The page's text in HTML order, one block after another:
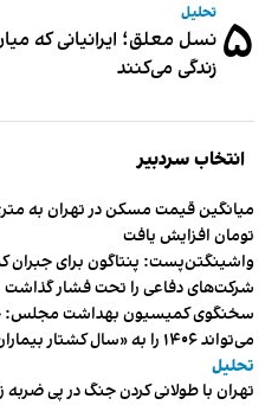
۵ تحلیل
نسل معلق؛ ایرانیانی که
زندگی می‌کنند
انتخاب سردبیر
تومان افزایش یافت
واشینگتن‌پست: پنتاگون برای جبران
شرکت‌های دفاعی را تحت فشار گذاشت
سخنگوی کمیسیون بهداشت مجلس:
می‌تواند ۱۴۰۶ را به «سال کشتار بیماران» تبدیل کند
تحلیل
تهران با طولانی کردن جنگ در پی ضربه